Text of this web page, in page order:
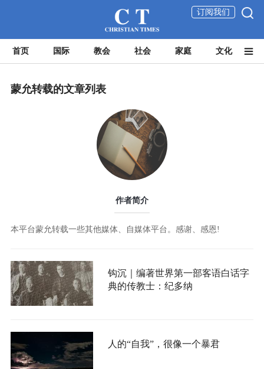
订阅我们
首页 国际 教会 社会 家庭 文化
蒙允转载的文章列表
作者简介
本平台蒙允转载一些其他媒体、自媒体平台。感谢、感恩!
钩沉｜编著世界第一部客语白话字
典的传教士：纪多纳
人的“自我”，很像一个暴君